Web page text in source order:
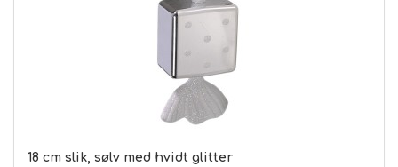
18 cm slik, sølv med hvidt glitter